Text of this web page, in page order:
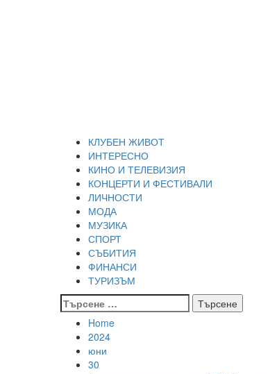
КЛУБЕН ЖИВОТ
ИНТЕРЕСНО
КИНО И ТЕЛЕВИЗИЯ
КОНЦЕРТИ И ФЕСТИВАЛИ
ЛИЧНОСТИ
МОДА
МУЗИКА
СПОРТ
СЪБИТИЯ
ФИНАНСИ
ТУРИЗЪМ
Търсене
за:
Home
2024
юни
30